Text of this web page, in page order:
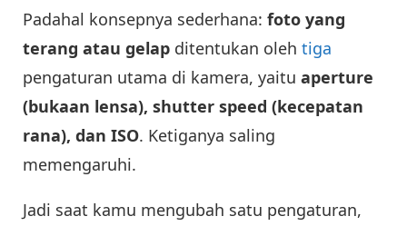
Padahal konsepnya sederhana: foto yang
terang atau gelap ditentukan oleh tiga
pengaturan utama di kamera, yaitu aperture
(bukaan lensa), shutter speed (kecepatan
rana), dan ISO. Ketiganya saling
memengaruhi.
Jadi saat kamu mengubah satu pengaturan,